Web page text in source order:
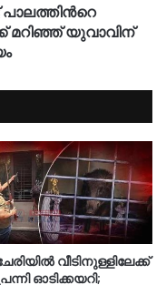
പാലത്തിൻറെ
മറിഞ്ഞ് യുവാവിന്
വീടിനുള്ളിലേക്ക്
ഓടിക്കയറി;